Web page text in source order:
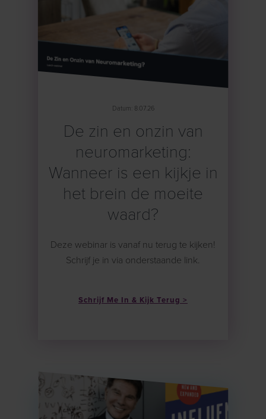
Datum: 8.07.26
De zin en onzin van
neuromarketing:
Wanneer is een kijkje in
het brein de moeite
waard?
Deze webinar is vanaf nu terug te kijken!
Schrijf je in via onderstaande link.
Schrijf Me In & Kijk Terug